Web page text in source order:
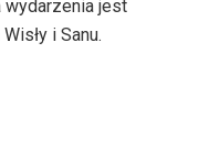
wydarzenia jest
i Sanu.